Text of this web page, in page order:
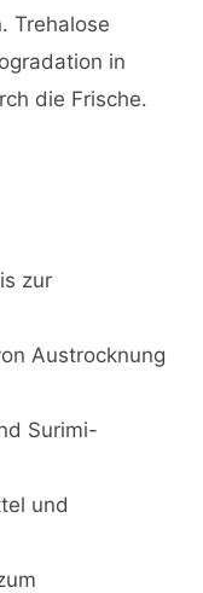
Trehalose
in
die Frische.
zur
Austrocknung
Surimi-
und